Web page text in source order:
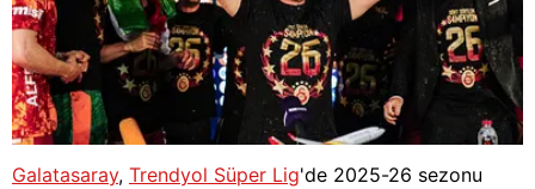
Galatasaray, Trendyol Süper Lig'de 2025-26 sezonu